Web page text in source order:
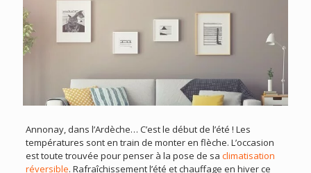
Annonay, dans l’Ardèche… C’est le début de l’été ! Les
températures sont en train de monter en flèche. L’occasion
est toute trouvée pour penser à la pose de sa climatisation
réversible. Rafraîchissement l’été et chauffage en hiver ce